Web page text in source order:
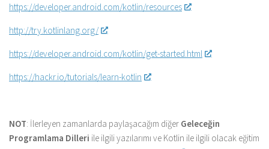
https://developer.android.com/kotlin/resources
http://try.kotlinlang.org/
https://developer.android.com/kotlin/get-started.html
https://hackr.io/tutorials/learn-kotlin
NOT: İlerleyen zamanlarda paylaşacağım diğer Geleceğin
Programlama Dilleri ile ilgili yazılarımı ve Kotlin ile ilgili olacak eğitim